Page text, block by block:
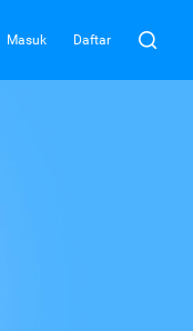
Masuk Daftar